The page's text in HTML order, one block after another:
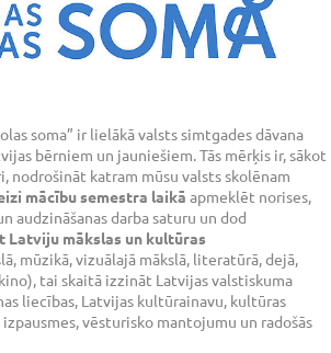
soma” ir lielākā valsts simtgades dāvana
bērniem un jauniešiem. Tās mērķis ir, sākot
nodrošināt katram mūsu valsts skolēnam
mācību semestra laikā apmeklēt norises,
audzināšanas darba saturu un dod
Latviju mākslas un kultūras
mūzikā, vizuālajā mākslā, literatūrā, dejā,
tai skaitā izzināt Latvijas valstiskuma
liecības, Latvijas kultūrainavu, kultūras
vēsturisko mantojumu un radošās